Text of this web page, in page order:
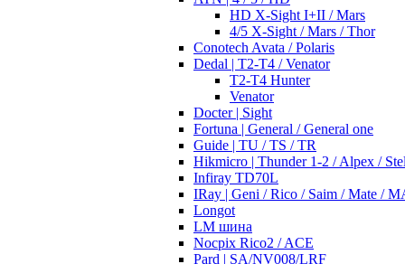
HD X-Sight I+II / Mars
4/5 X-Sight / Mars / Thor
Conotech Avata / Polaris
Dedal | T2-T4 / Venator
T2-T4 Hunter
Venator
Docter | Sight
Fortuna | General / General one
Guide | TU / TS / TR
Hikmicro | Thunder 1-2 / Alpex /
Infiray TD70L
IRay | Geni / Rico / Saim / Mate /
Longot
LM шина
Nocpix Rico2 / ACE
Pard | SA/NV008/LRF